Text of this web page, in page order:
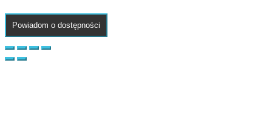
Powiadom o dostępności